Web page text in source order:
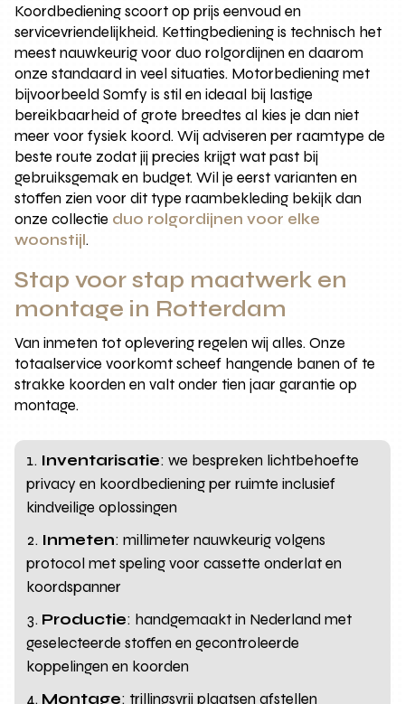
Koordbediening scoort op prijs eenvoud en
servicevriendelijkheid. Kettingbediening is technisch het
meest nauwkeurig voor duo rolgordijnen en daarom
onze standaard in veel situaties. Motorbediening met
bijvoorbeeld Somfy is stil en ideaal bij lastige
bereikbaarheid of grote breedtes al kies je dan niet
meer voor fysiek koord. Wij adviseren per raamtype de
beste route zodat jij precies krijgt wat past bij
gebruiksgemak en budget. Wil je eerst varianten en
stoffen zien voor dit type raambekleding bekijk dan
onze collectie duo rolgordijnen voor elke
woonstijl.
Stap voor stap maatwerk en
montage in Rotterdam
Van inmeten tot oplevering regelen wij alles. Onze
totaalservice voorkomt scheef hangende banen of te
strakke koorden en valt onder tien jaar garantie op
montage.
Inventarisatie: we bespreken lichtbehoefte
privacy en koordbediening per ruimte inclusief
kindveilige oplossingen
Inmeten: millimeter nauwkeurig volgens
protocol met speling voor cassette onderlat en
koordspanner
Productie: handgemaakt in Nederland met
geselecteerde stoffen en gecontroleerde
koppelingen en koorden
Montage: trillingsvrij plaatsen afstellen